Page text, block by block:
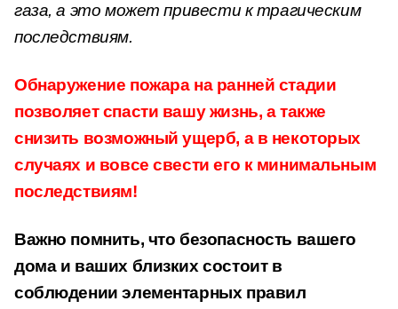
газа, а это может привести к трагическим
последствиям.
Обнаружение пожара на ранней стадии
позволяет спасти вашу жизнь, а также
снизить возможный ущерб, а в некоторых
случаях и вовсе свести его к минимальным
последствиям!
Важно помнить, что безопасность вашего
дома и ваших близких состоит в
соблюдении элементарных правил